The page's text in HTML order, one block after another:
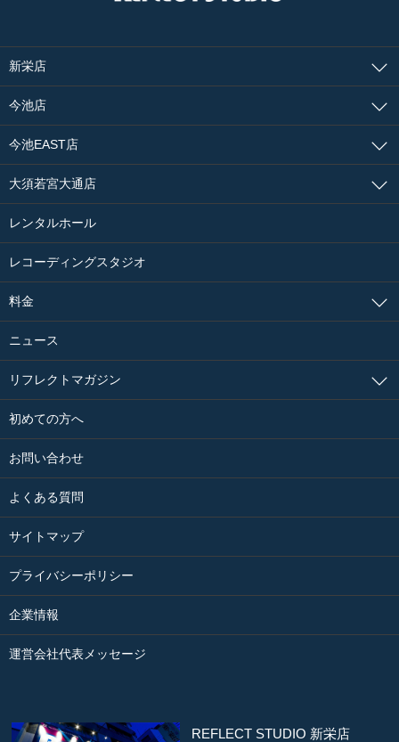
新栄店
今池店
今池EAST店
大須若宮大通店
レンタルホール
レコーディングスタジオ
料金
ニュース
リフレクトマガジン
初めての方へ
お問い合わせ
よくある質問
サイトマップ
プライバシーポリシー
企業情報
運営会社代表メッセージ
REFLECT STUDIO 新栄店